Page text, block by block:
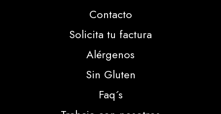
Contacto
Solicita tu factura
Alérgenos
Sin Gluten
Faq´s